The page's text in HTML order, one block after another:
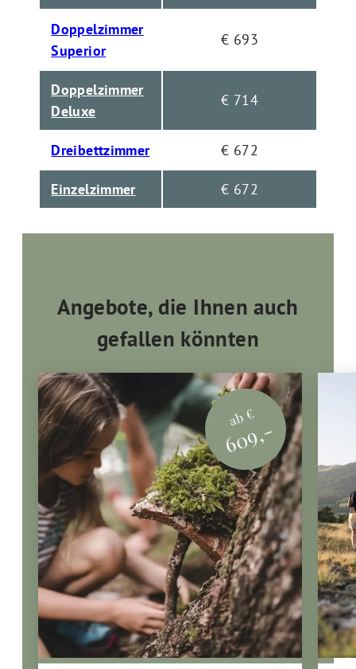
Doppelzimmer
Superior
€ 693
Doppelzimmer
Deluxe
€ 714
Dreibettzimmer € 672
Einzelzimmer € 672
Angebote, die Ihnen auch
gefallen könnten
ab €
609,-